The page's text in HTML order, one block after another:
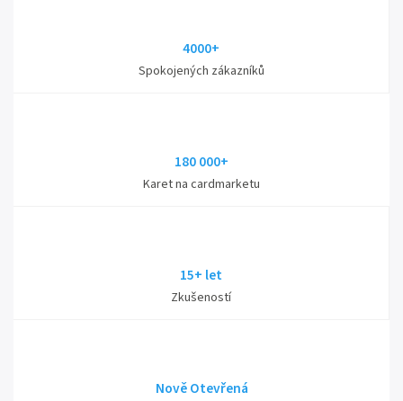
4000+
Spokojených zákazníků
180 000+
Karet na cardmarketu
15+ let
Zkušeností
Nově Otevřená